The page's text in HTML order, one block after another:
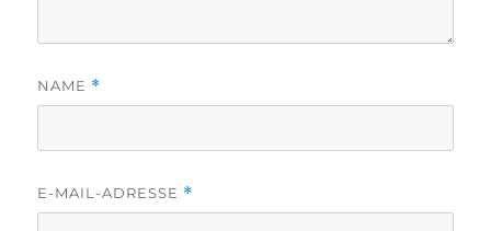
NAME *
E-MAIL-ADRESSE *